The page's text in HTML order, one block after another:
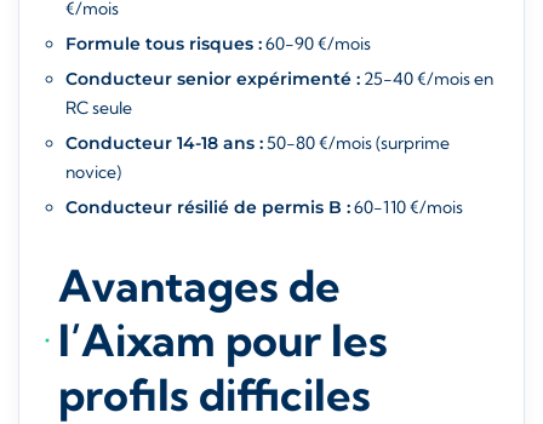
€/mois
Formule tous risques :60-90 €/mois
Conducteur senior expérimenté : 25-40 €/mois en
RC seule
Conducteur 14-18 ans :50-80 €/mois (surprime
novice)
Conducteur résilié de permis B :60-110 €/mois
Avantages de
l’Aixam pour les
profils difficiles